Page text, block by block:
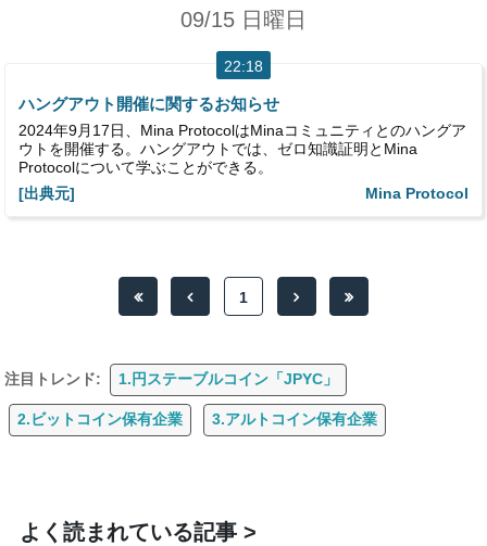
09/15 日曜日
22:18
ハングアウト開催に関するお知らせ
2024年9月17日、Mina ProtocolはMinaコミュニティとのハングア
ウトを開催する。ハングアウトでは、ゼロ知識証明とMina
Protocolについて学ぶことができる。
[出典元]
Mina Protocol
1
注目トレンド: 1.円ステーブルコイン「JPYC」
2.ビットコイン保有企業 3.アルトコイン保有企業
よく読まれている記事